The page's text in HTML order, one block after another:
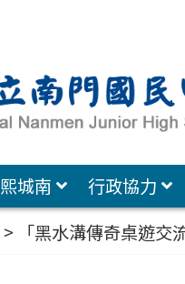
城南 行政協力
> 「黑水溝傳奇桌遊